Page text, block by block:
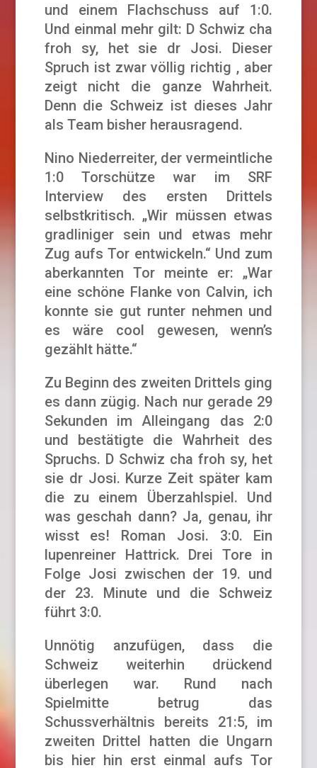
und einem Flachschuss auf 1:0.
Und einmal mehr gilt: D Schwiz cha
froh sy, het sie dr Josi. Dieser
Spruch ist zwar völlig richtig , aber
zeigt nicht die ganze Wahrheit.
Denn die Schweiz ist dieses Jahr
als Team bisher herausragend.
Nino Niederreiter, der vermeintliche
1:0 Torschütze war im SRF
Interview des ersten Drittels
selbstkritisch. „Wir müssen etwas
gradliniger sein und etwas mehr
Zug aufs Tor entwickeln.“ Und zum
aberkannten Tor meinte er: „War
eine schöne Flanke von Calvin, ich
konnte sie gut runter nehmen und
es wäre cool gewesen, wenn’s
gezählt hätte.“
Zu Beginn des zweiten Drittels ging
es dann zügig. Nach nur gerade 29
Sekunden im Alleingang das 2:0
und bestätigte die Wahrheit des
Spruchs. D Schwiz cha froh sy, het
sie dr Josi. Kurze Zeit später kam
die zu einem Überzahlspiel. Und
was geschah dann? Ja, genau, ihr
wisst es! Roman Josi. 3:0. Ein
lupenreiner Hattrick. Drei Tore in
Folge Josi zwischen der 19. und
der 23. Minute und die Schweiz
führt 3:0.
Unnötig anzufügen, dass die
Schweiz weiterhin drückend
überlegen war. Rund nach
Spielmitte betrug das
Schussverhältnis bereits 21:5, im
zweiten Drittel hatten die Ungarn
bis hier hin erst einmal aufs Tor